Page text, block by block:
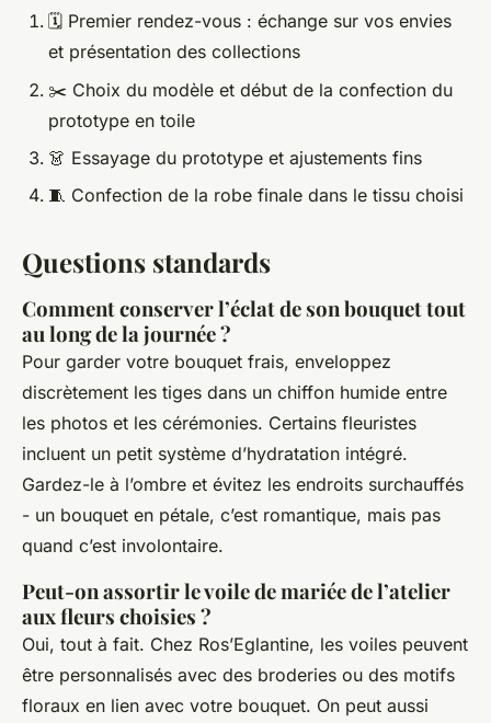
🗓 Premier rendez-vous : échange sur vos envies
et présentation des collections
✂️ Choix du modèle et début de la confection du
prototype en toile
👗 Essayage du prototype et ajustements fins
🧵 Confection de la robe finale dans le tissu choisi
Questions standards
Comment conserver l’éclat de son bouquet tout
au long de la journée ?
Pour garder votre bouquet frais, enveloppez
discrètement les tiges dans un chiffon humide entre
les photos et les cérémonies. Certains fleuristes
incluent un petit système d’hydratation intégré.
Gardez-le à l’ombre et évitez les endroits surchauffés
- un bouquet en pétale, c’est romantique, mais pas
quand c’est involontaire.
Peut-on assortir le voile de mariée de l’atelier
aux fleurs choisies ?
Oui, tout à fait. Chez Ros’Eglantine, les voiles peuvent
être personnalisés avec des broderies ou des motifs
floraux en lien avec votre bouquet. On peut aussi